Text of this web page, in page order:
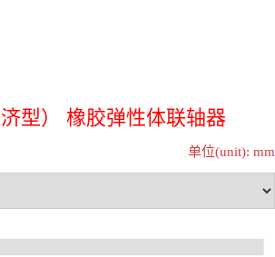
型） 橡胶弹性体联轴器
单位(unit): mm